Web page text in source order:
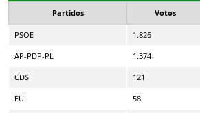
Partidos Votos
PSOE 1.826
AP-PDP-PL 1.374
CDS 121
EU 58